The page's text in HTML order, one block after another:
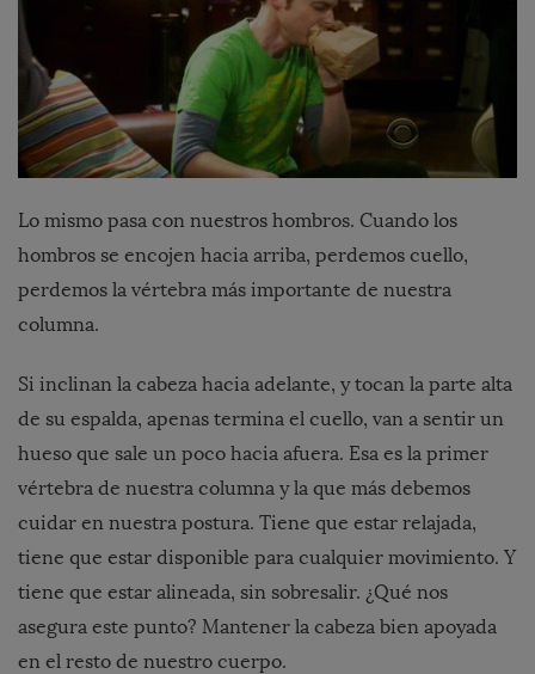
Lo mismo pasa con nuestros hombros. Cuando los
hombros se encojen hacia arriba, perdemos cuello,
perdemos la vértebra más importante de nuestra
columna.
Si inclinan la cabeza hacia adelante, y tocan la parte alta
de su espalda, apenas termina el cuello, van a sentir un
hueso que sale un poco hacia afuera. Esa es la primer
vértebra de nuestra columna y la que más debemos
cuidar en nuestra postura. Tiene que estar relajada,
tiene que estar disponible para cualquier movimiento. Y
tiene que estar alineada, sin sobresalir. ¿Qué nos
asegura este punto? Mantener la cabeza bien apoyada
en el resto de nuestro cuerpo.